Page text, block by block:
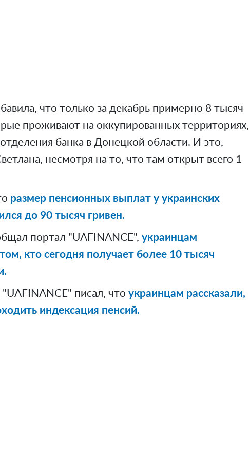
что только за декабрь примерно 8 тысяч
проживают на оккупированных территориях,
банка в Донецкой области. И это,
несмотря на то, что там открыт всего 1
размер пенсионных выплат у украинских
до 90 тысяч гривен.
портал "UAFINANCE", украинцам
кто сегодня получает более 10 тысяч
писал, что украинцам рассказали,
индексация пенсий.